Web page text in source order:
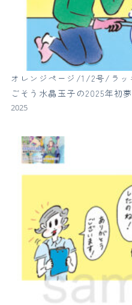
オレンジページ/1/2号/ラッ
ごそう水晶玉子の2025年初
2025